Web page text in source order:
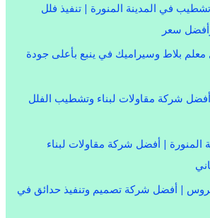
في المدينة المنورة | تنفيذ فلل
سعر
بلاط وسيراميك في ينبع بأعلى جودة
أفضل شركة مقاولات لبناء وتشطيب الفلل
المنورة | أفضل شركة مقاولات لبناء
| أفضل شركة تصميم وتنفيذ حدائق في